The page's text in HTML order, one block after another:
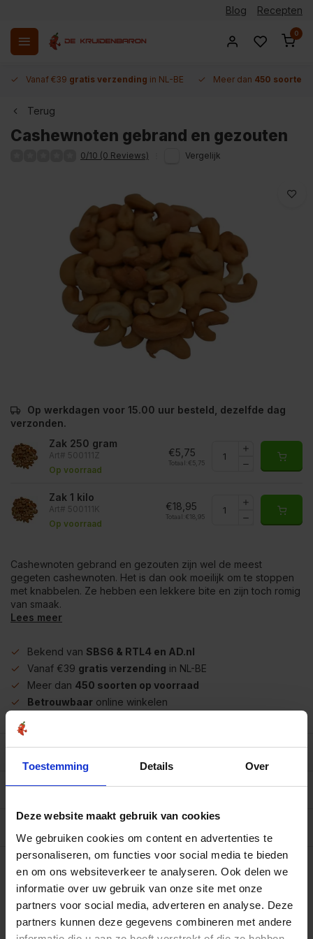
Toestemming Details Over
Deze website maakt gebruik van cookies
We gebruiken cookies om content en advertenties te
personaliseren, om functies voor social media te bieden
en om ons websiteverkeer te analyseren. Ook delen we
informatie over uw gebruik van onze site met onze
partners voor social media, adverteren en analyse. Deze
partners kunnen deze gegevens combineren met andere
Blog Recepten
0
Vanaf €39 gratis verzending in NL-BE Meer dan 450 soorten
Terug
Cashewnoten gebrand en gezouten
0/10 (0 Reviews) Vergelijk
Op werkdagen voor 15.00 uur besteld, dezelfde dag
verzonden.
Zak 250 gram
Art# 500111Z
Op voorraad
€5,75
Totaal: €5,75
Zak 1 kilo
Art# 500111K
Op voorraad
€18,95
Totaal: €18,95
Cashewnoten gebrand en gezouten zijn wel de meest
gegeten cashewnoten. Het is dan ook moeilijk om te stoppen
met knabbelen. Ze hebben een lekkere bite en zijn toch romig
van smaak.
Lees meer
Bekend van SBS6 & RTL4 en AD.nl
Vanaf €39 gratis verzending in NL-BE
Meer dan 450 soorten op voorraad
Betrouwbaar online winkelen
Beschrijving
Reviews 0/10
Op werkdagen voor 15.00 uur besteld, dezelfde dag
Zak 250 gram
€5,75
Totaal:€5,75